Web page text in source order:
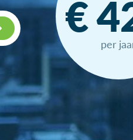
€
per